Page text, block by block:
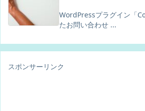
WordPressプラグイン「
たお問い合わせ ...
スポンサーリンク